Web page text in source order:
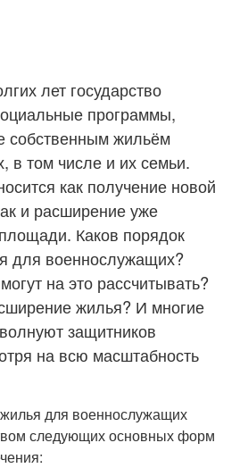
лет государство
программы,
собственным жильём
в том числе и их семьи.
как получение новой
и расширение уже
Каков порядок
для военнослужащих?
на это рассчитывать?
жилья? И многие
защитников
на всю масштабность
для военнослужащих
следующих основных форм